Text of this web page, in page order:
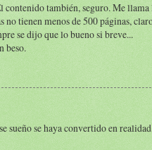
contenido también, seguro. Me
no tienen menos de 500 páginas,
se dijo que lo bueno si breve...
beso.
sueño se haya convertido en